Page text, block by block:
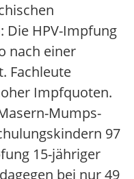
Die HPV-Impfung
nach einer
Fachleute
Impfquoten.
Mumps-
97
15-jähriger
bei nur 49